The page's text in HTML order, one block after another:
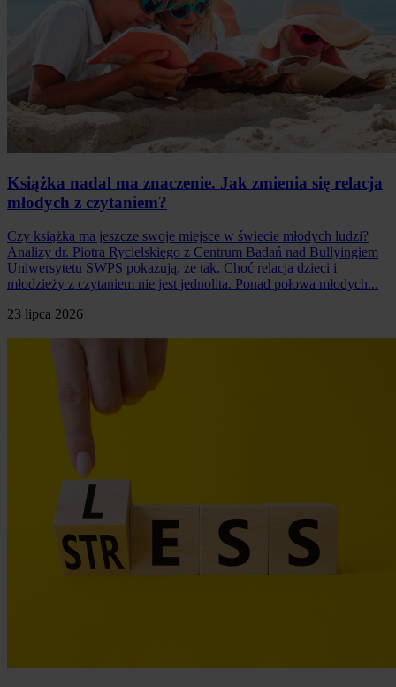
Książka nadal ma znaczenie. Jak zmienia się relacja
młodych z czytaniem?
Czy książka ma jeszcze swoje miejsce w świecie młodych ludzi?
Analizy dr. Piotra Rycielskiego z Centrum Badań nad Bullyingiem
Uniwersytetu SWPS pokazują, że tak. Choć relacja dzieci i
młodzieży z czytaniem nie jest jednolita. Ponad połowa młodych...
23 lipca 2026